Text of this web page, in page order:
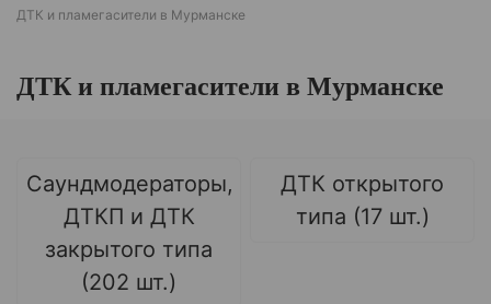
ДТК и пламегасители в Мурманске
ДТК и пламегасители в Мурманске
Саундмодераторы,
ДТКП и ДТК
закрытого типа
(202 шт.)
ДТК открытого
типа (17 шт.)